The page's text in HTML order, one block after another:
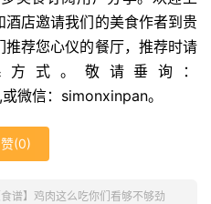
店邀请我们的美食作者到贵
荐您心仪的餐厅，推荐时请
式。敬请垂询：
,或微信：simonxinpan。
赞(0)
食谱】鸡肉这么吃你们看够不够劲